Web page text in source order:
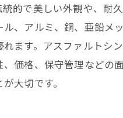
統的で美しい外観や、耐
ル、アルミ、銅、亜鉛メ
れます。アスファルトシ
、価格、保守管理などの
大切です。